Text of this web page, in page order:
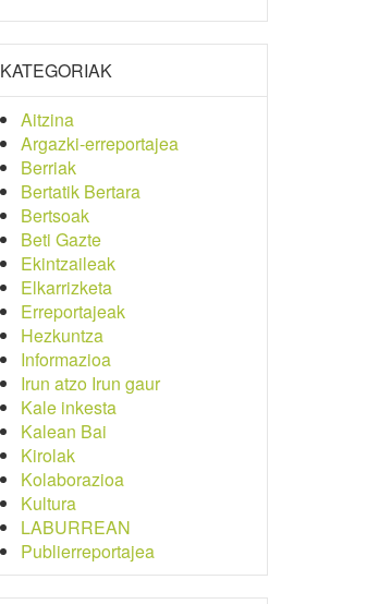
KATEGORIAK
Aitzina
Argazki-erreportajea
Berriak
Bertatik Bertara
Bertsoak
Beti Gazte
Ekintzaileak
Elkarrizketa
Erreportajeak
Hezkuntza
Informazioa
Irun atzo Irun gaur
Kale inkesta
Kalean Bai
Kirolak
Kolaborazioa
Kultura
LABURREAN
Publierreportajea